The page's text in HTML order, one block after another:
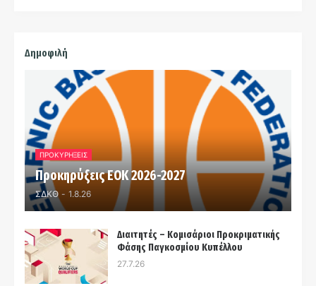
Δημοφιλή
ΠΡΟΚΥΡΗΞΕΙΣ
Προκηρύξεις ΕΟΚ 2026-2027
ΣΔΚΘ - 1.8.26
Διαιτητές – Κομισάριοι Προκριματικής
Φάσης Παγκοσμίου Κυπέλλου
27.7.26